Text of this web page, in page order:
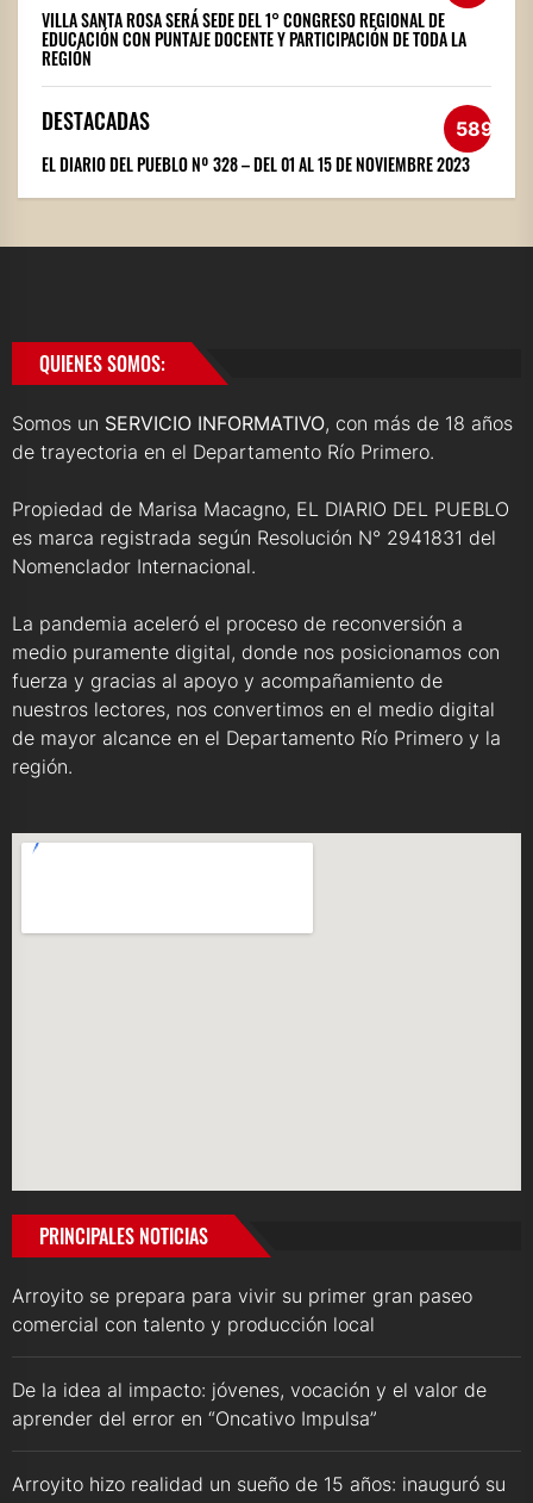
VILLA SANTA ROSA SERÁ SEDE DEL 1° CONGRESO REGIONAL DE
EDUCACIÓN CON PUNTAJE DOCENTE Y PARTICIPACIÓN DE TODA LA
REGIÓN
DESTACADAS 589
EL DIARIO DEL PUEBLO Nº 328 – DEL 01 AL 15 DE NOVIEMBRE 2023
QUIENES SOMOS:
Somos un SERVICIO INFORMATIVO, con más de 18 años
de trayectoria en el Departamento Río Primero.
Propiedad de Marisa Macagno, EL DIARIO DEL PUEBLO
es marca registrada según Resolución N° 2941831 del
Nomenclador Internacional.
La pandemia aceleró el proceso de reconversión a
medio puramente digital, donde nos posicionamos con
fuerza y gracias al apoyo y acompañamiento de
nuestros lectores, nos convertimos en el medio digital
de mayor alcance en el Departamento Río Primero y la
región.
PRINCIPALES NOTICIAS
Arroyito se prepara para vivir su primer gran paseo
comercial con talento y producción local
De la idea al impacto: jóvenes, vocación y el valor de
aprender del error en “Oncativo Impulsa”
Arroyito hizo realidad un sueño de 15 años: inauguró su